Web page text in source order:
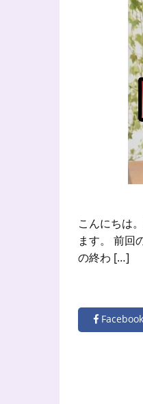
こんにちは
ます。 前回
の終わ […]